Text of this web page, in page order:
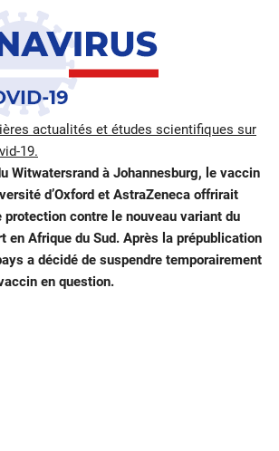
actualités et études scientifiques sur
19.
Witwatersrand à Johannesburg, le vaccin
d’Oxford et AstraZeneca offrirait
protection contre le nouveau variant du
en Afrique du Sud. Après la prépublication
a décidé de suspendre temporairement
en question.